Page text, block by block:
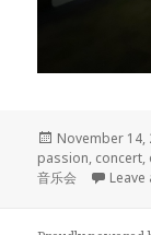
Posted
on
November 14,
passion, concert,
音乐会